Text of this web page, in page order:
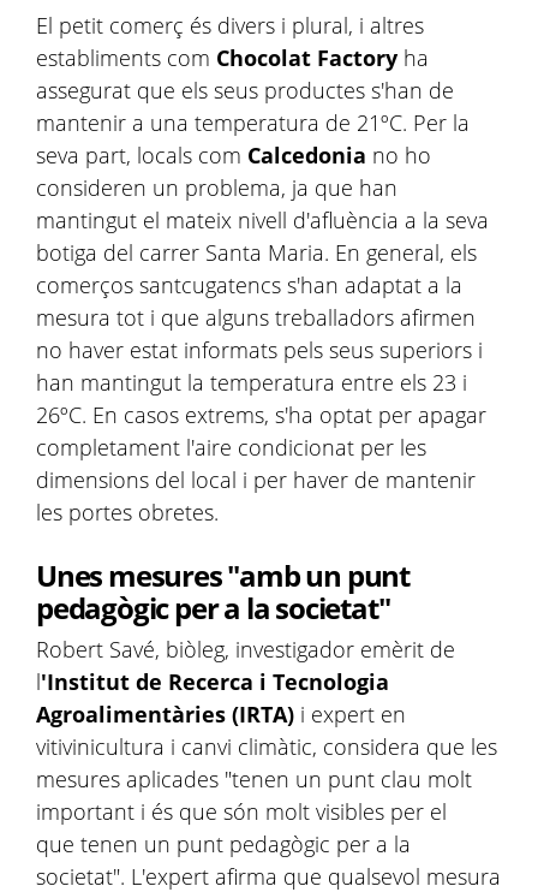
El petit comerç és divers i plural, i altres
establiments com Chocolat Factory ha
assegurat que els seus productes s'han de
mantenir a una temperatura de 21ºC. Per la
seva part, locals com Calcedonia no ho
consideren un problema, ja que han
mantingut el mateix nivell d'afluència a la seva
botiga del carrer Santa Maria. En general, els
comerços santcugatencs s'han adaptat a la
mesura tot i que alguns treballadors afirmen
no haver estat informats pels seus superiors i
han mantingut la temperatura entre els 23 i
26ºC. En casos extrems, s'ha optat per apagar
completament l'aire condicionat per les
dimensions del local i per haver de mantenir
les portes obretes.
Unes mesures "amb un punt
pedagògic per a la societat"
Robert Savé, biòleg, investigador emèrit de
l'Institut de Recerca i Tecnologia
Agroalimentàries (IRTA) i expert en
vitivinicultura i canvi climàtic, considera que les
mesures aplicades "tenen un punt clau molt
important i és que són molt visibles per el
que tenen un punt pedagògic per a la
societat". L'expert afirma que qualsevol mesura